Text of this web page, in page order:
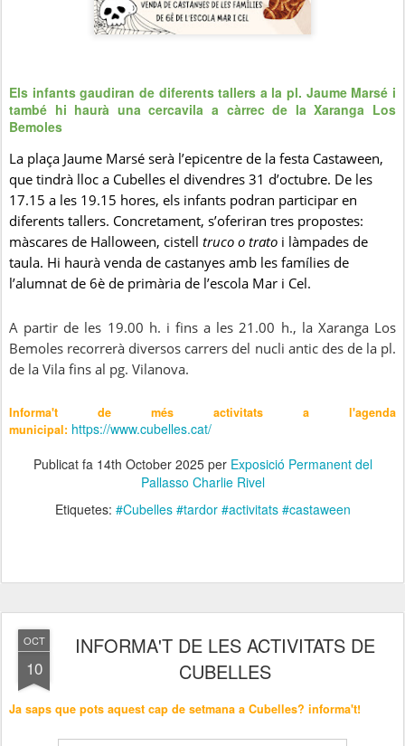
Els infants gaudiran de diferents tallers a la pl. Jaume Marsé i
també hi haurà una cercavila a càrrec de la Xaranga Los
Bemoles
La plaça Jaume Marsé serà l’epicentre de la festa Castaween,
que tindrà lloc a Cubelles el divendres 31 d’octubre. De les
17.15 a les 19.15 hores, els infants podran participar en
diferents tallers. Concretament, s’oferiran tres propostes:
màscares de Halloween, cistell truco o trato i làmpades de
taula. Hi haurà venda de castanyes amb les famílies de
l’alumnat de 6è de primària de l’escola Mar i Cel.
A partir de les 19.00 h. i fins a les 21.00 h., la Xaranga Los
Bemoles recorrerà diversos carrers del nucli antic des de la pl.
de la Vila fins al pg. Vilanova.
Informa't de més activitats a l'agenda
municipal: https://www.cubelles.cat/
Publicat fa 14th October 2025per Exposició Permanent del
Pallasso Charlie Rivel
Etiquetes: #Cubelles #tardor #activitats #castaween
OCT
10
INFORMA'T DE LES ACTIVITATS DE
CUBELLES
Ja saps que pots aquest cap de setmana a Cubelles? informa't!